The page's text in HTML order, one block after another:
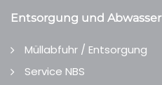
Entsorgung und Abwasser
Müllabfuhr / Entsorgung
Service NBS